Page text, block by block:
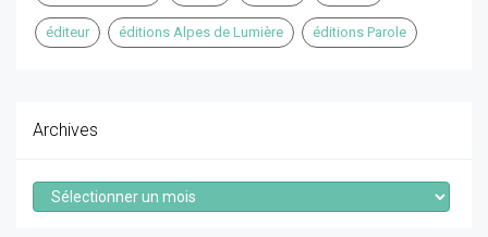
éditeur éditions Alpes de Lumière éditions Parole
Archives
Archives